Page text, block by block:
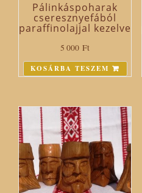
Pálinkáspoharak
cseresznyefából
paraffinolajjal kezelve
5 000Ft
KOSÁRBA TESZEM